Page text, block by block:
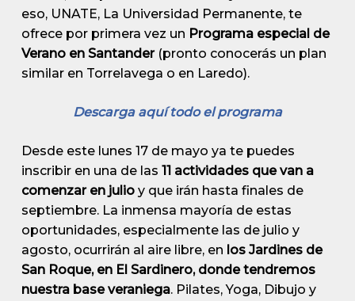
eso, UNATE, La Universidad Permanente, te
ofrece por primera vez un Programa especial de
Verano en Santander(pronto conocerás un plan
similar en Torrelavega o en Laredo).
Descarga aquí todo el programa
Desde este lunes 17 de mayo ya te puedes
inscribir en una de las 11 actividades que van a
comenzar en julioy que irán hasta finales de
septiembre. La inmensa mayoría de estas
oportunidades, especialmente las de julio y
agosto, ocurrirán al aire libre, en los Jardines de
San Roque, en El Sardinero, donde tendremos
nuestra base veraniega. Pilates, Yoga, Dibujo y